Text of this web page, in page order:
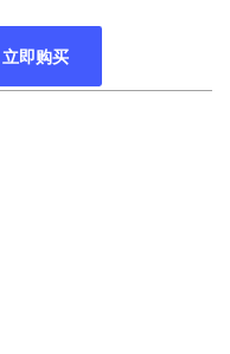
立即购买